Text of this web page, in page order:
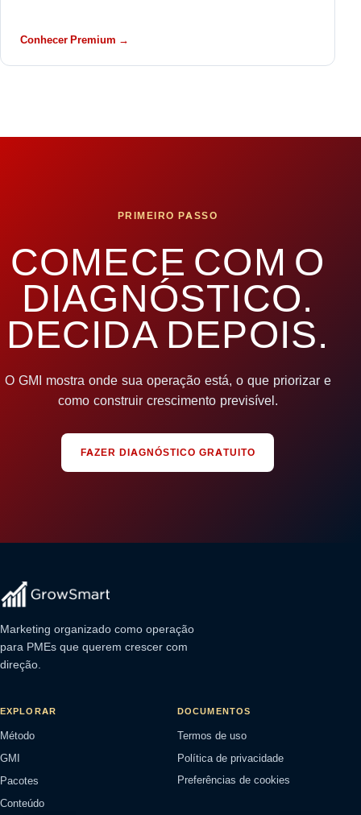
Conhecer Premium →
PRIMEIRO PASSO
COMECE COM O
DIAGNÓSTICO.
DECIDA DEPOIS.
O GMI mostra onde sua operação está, o que priorizar e
como construir crescimento previsível.
FAZER DIAGNÓSTICO GRATUITO
Marketing organizado como operação
para PMEs que querem crescer com
direção.
EXPLORAR
Método
GMI
Pacotes
Conteúdo
DOCUMENTOS
Termos de uso
Política de privacidade
Preferências de cookies